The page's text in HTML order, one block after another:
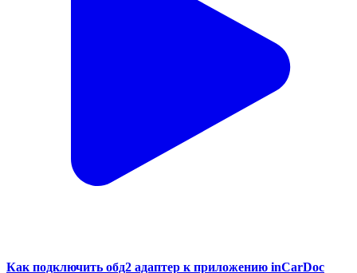
Как подключить обд2 адаптер к приложению inCarDoc